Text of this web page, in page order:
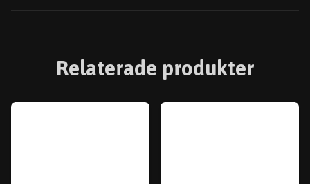
Relaterade produkter